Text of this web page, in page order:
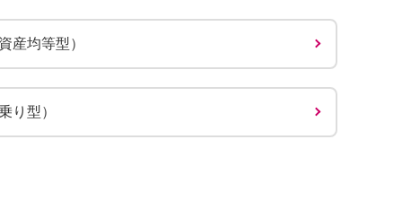
産均等型）
り型）